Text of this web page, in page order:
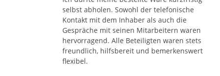
bereits vorliegt (Silvester). Unterjähriger Versand muss mit
uns abegesprochen werden. Hier kann es zu Erhebungen
individueller Speditionskosten kommen, diese besprechen im
Einzelfall, wir gehen hier jedoch von ca. 99 Euro aus.
selbst abholen. Sowohl der telefonische
Kontakt mit dem Inhaber als auch die
Gespräche mit seinen Mitarbeitern waren
hervorragend. Alle Beteiligten waren stets
freundlich, hilfsbereit und bemerkenswert
flexibel.